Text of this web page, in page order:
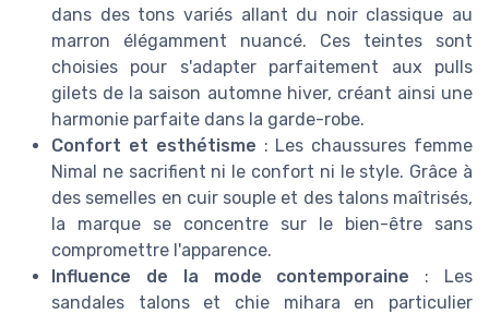
dans des tons variés allant du noir classique au
marron élégamment nuancé. Ces teintes sont
choisies pour s'adapter parfaitement aux pulls
gilets de la saison automne hiver, créant ainsi une
harmonie parfaite dans la garde-robe.
Confort et esthétisme : Les chaussures femme
Nimal ne sacrifient ni le confort ni le style. Grâce à
des semelles en cuir souple et des talons maîtrisés,
la marque se concentre sur le bien-être sans
compromettre l'apparence.
Influence de la mode contemporaine : Les
sandales talons et chie mihara en particulier